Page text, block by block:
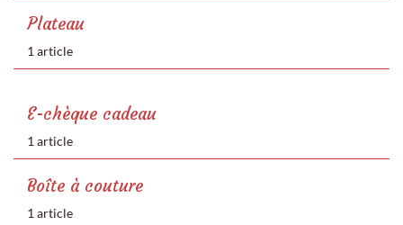
Plateau
1 article
E-chèque cadeau
1 article
Boîte à couture
1 article